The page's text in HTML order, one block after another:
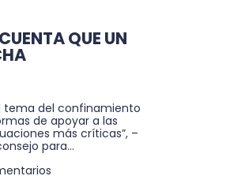
QUE UN
tema del confinamiento
de apoyar a las
más críticas”, –
para...